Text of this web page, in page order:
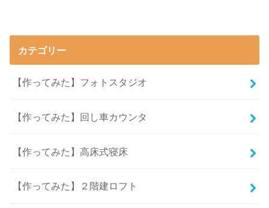
カテゴリー
【作ってみた】フォトスタジオ
【作ってみた】回し車カウンタ
【作ってみた】高床式寝床
【作ってみた】２階建ロフト